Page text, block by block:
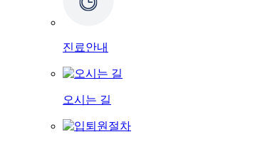
진료안내
오시는 길